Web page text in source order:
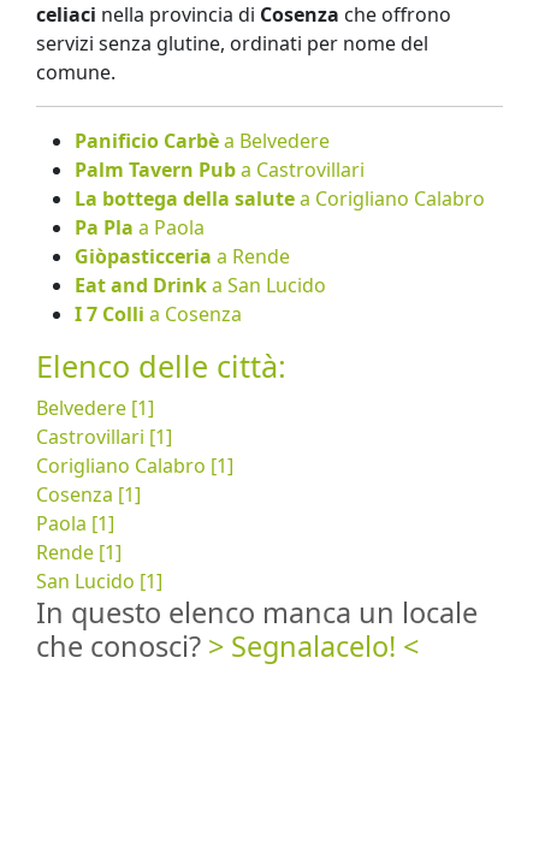
celiaci nella provincia di Cosenza che offrono
servizi senza glutine, ordinati per nome del
comune.
Panificio Carbèa Belvedere
Palm Tavern Puba Castrovillari
La bottega della salutea Corigliano Calabro
Pa Pla a Paola
Giòpasticceria a Rende
Eat and Drinka San Lucido
I 7 Colli a Cosenza
Elenco delle città:
Belvedere [1]
Castrovillari [1]
Corigliano Calabro [1]
Cosenza [1]
Paola [1]
Rende [1]
San Lucido [1]
In questo elenco manca un locale
che conosci? > Segnalacelo! <